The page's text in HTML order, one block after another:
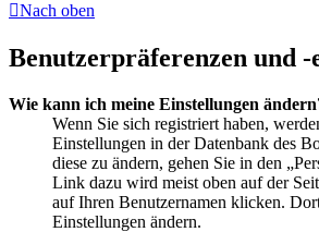
Nach oben
Benutzerpräferenzen und -
Wie kann ich meine Einstellungen
Wenn Sie sich registriert haben,
Einstellungen in der Datenbank des
diese zu ändern, gehen Sie in den
Link dazu wird meist oben auf der
auf Ihren Benutzernamen klicken.
Einstellungen ändern.